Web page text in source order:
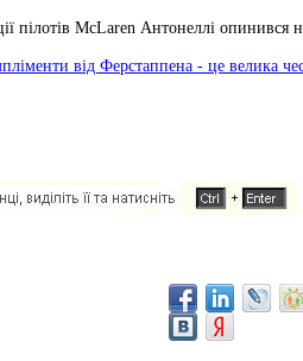
пілотів McLaren Антонеллі опинився
від Ферстаппена - це велика